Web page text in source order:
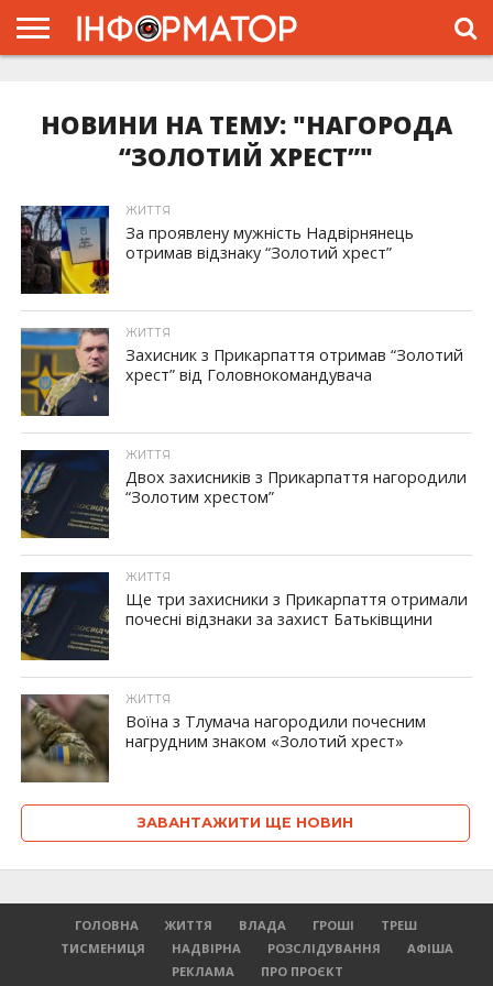
НОВИНИ НА ТЕМУ: "НАГОРОДА
“ЗОЛОТИЙ ХРЕСТ”"
ЖИТТЯ
За проявлену мужність Надвірнянець
отримав відзнаку “Золотий хрест”
ЖИТТЯ
Захисник з Прикарпаття отримав “Золотий
хрест” від Головнокомандувача
ЖИТТЯ
Двох захисників з Прикарпаття нагородили
“Золотим хрестом”
ЖИТТЯ
Ще три захисники з Прикарпаття отримали
почесні відзнаки за захист Батьківщини
ЖИТТЯ
Воїна з Тлумача нагородили почесним
нагрудним знаком «Золотий хрест»
ЗАВАНТАЖИТИ ЩЕ НОВИН
ГОЛОВНА ЖИТТЯ ВЛАДА ГРОШІ
ТРЕШ
ТИСМЕНИЦЯ
НАДВІРНА РОЗСЛІДУВАННЯ
АФІША
РЕКЛАМА
ПРО ПРОЄКТ